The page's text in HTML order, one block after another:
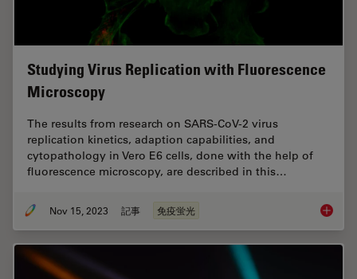
Studying Virus Replication with Fluorescence
Microscopy
The results from research on SARS-CoV-2 virus
replication kinetics, adaption capabilities, and
cytopathology in Vero E6 cells, done with the help of
fluorescence microscopy, are described in this…
Nov 15, 2023 記事 免疫蛍光